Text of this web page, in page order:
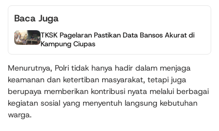
Baca Juga
TKSK Pagelaran Pastikan Data Bansos Akurat di
Kampung Ciupas
Menurutnya, Polri tidak hanya hadir dalam menjaga
keamanan dan ketertiban masyarakat, tetapi juga
berupaya memberikan kontribusi nyata melalui berbagai
kegiatan sosial yang menyentuh langsung kebutuhan
warga.